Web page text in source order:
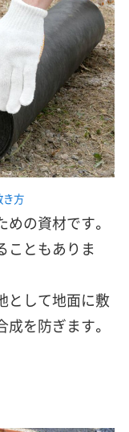
方
の資材です。
こともありま
として地面に敷
を防ぎます。